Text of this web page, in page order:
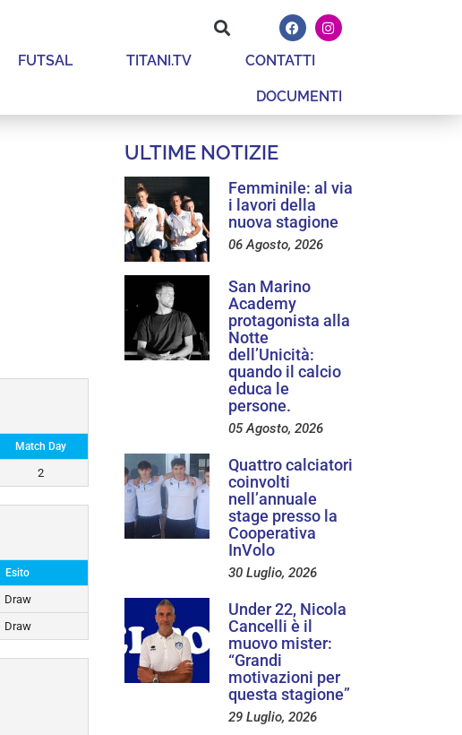
FUTSAL TITANI.TV CONTATTI
DOCUMENTI
Match Day
2
Esito
Draw
Draw
ULTIME NOTIZIE
Femminile: al via
i lavori della
nuova stagione
06 Agosto, 2026
San Marino
Academy
protagonista alla
Notte
dell’Unicità:
quando il calcio
educa le
persone.
05 Agosto, 2026
Quattro calciatori
coinvolti
nell’annuale
stage presso la
Cooperativa
InVolo
30 Luglio, 2026
Under 22, Nicola
Cancelli è il
muovo mister:
“Grandi
motivazioni per
questa stagione”
29 Luglio, 2026